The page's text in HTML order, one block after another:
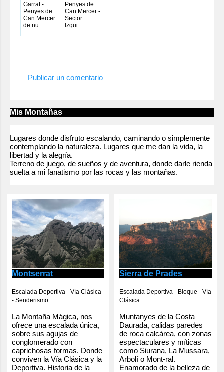
Garraf -
Penyes de
Can Mercer
de nu...
Penyes de
Can Mercer -
Sector
Izqui...
C
m
n
t
a
o
s
Publicar un comentario
Mis Montañas
Lugares donde disfruto escalando, caminando o simplemente
contemplando la naturaleza. Lugares que me dan la vida, la
libertad y la alegría.
Terreno de juego, de sueños y de aventura, donde darle rienda
suelta a mi fanatismo por las rocas y las montañas.
Montserrat
Escalada Deportiva - Vía Clásica
- Senderismo
La Montaña Mágica, nos
ofrece una escalada única,
sobre sus agujas de
conglomerado con
caprichosas formas. Donde
conviven la Vía Clásica y la
Deportiva. Historia de la
Sierra de Prades
Escalada Deportiva - Bloque - Vía
Clásica
Muntanyes de la Costa
Daurada, calidas paredes
de roca calcárea, con zonas
espectaculares y míticas
como Siurana, La Mussara,
Arbolí o Mont-ral.
Enamorado de la belleza de